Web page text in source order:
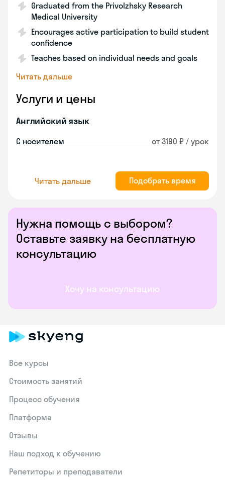
Нужна помощь с выбором?
Оставьте заявку на бесплатную
консультацию
Хочу на консультацию
Graduated from the Privolzhsky Research
Medical University
Encourages active participation to build student
confidence
Teaches based on individual needs and goals
Читать дальше
Услуги и цены
Английский язык
С носителем от 3190 ₽ / урок
Читать дальше Подобрать время
Все курсы
Стоимость занятий
Процесс обучения
Платформа
Отзывы
Наш подход к обучению
Репетиторы и преподаватели